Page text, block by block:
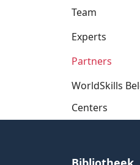
Team
Experts
Partners
WorldSkills
Centers